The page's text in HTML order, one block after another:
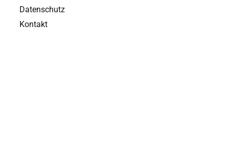
Datenschutz
Kontakt